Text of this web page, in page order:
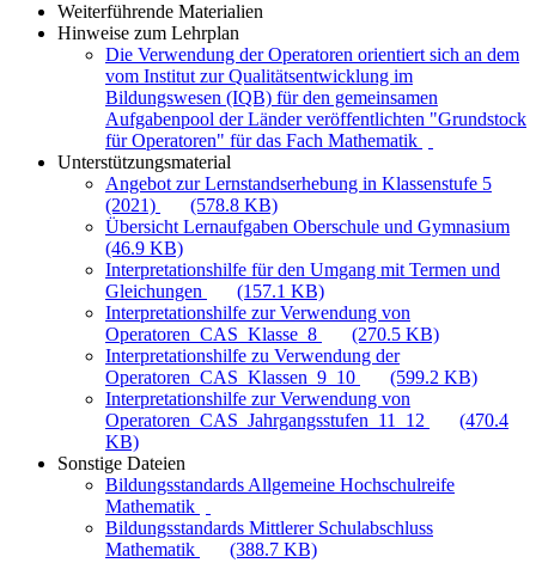
Weiterführende Materialien
Hinweise zum Lehrplan
Die Verwendung der Operatoren orientiert sich an dem
vom Institut zur Qualitätsentwicklung im
Bildungswesen (IQB) für den gemeinsamen
Aufgabenpool der Länder veröffentlichten "Grundstock
für Operatoren" für das Fach Mathematik
Unterstützungsmaterial
Angebot zur Lernstandserhebung in Klassenstufe 5
(2021)
(578.8 KB)
Übersicht Lernaufgaben Oberschule und Gymnasium
(46.9 KB)
Interpretationshilfe für den Umgang mit Termen und
Gleichungen
(157.1 KB)
Interpretationshilfe zur Verwendung von
Operatoren_CAS_Klasse_8
(270.5 KB)
Interpretationshilfe zu Verwendung der
Operatoren_CAS_Klassen_9_10
(599.2 KB)
Interpretationshilfe zur Verwendung von
Operatoren_CAS_Jahrgangsstufen_11_12
(470.4
KB)
Sonstige Dateien
Bildungsstandards Allgemeine Hochschulreife
Mathematik
Bildungsstandards Mittlerer Schulabschluss
Mathematik
(388.7 KB)